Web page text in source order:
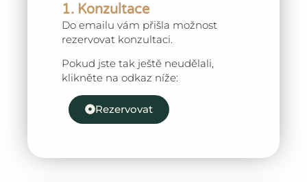
1. Konzultace
Do emailu vám přišla možnost
rezervovat konzultaci.
Pokud jste tak ještě neudělali,
klikněte na odkaz níže:
Rezervovat